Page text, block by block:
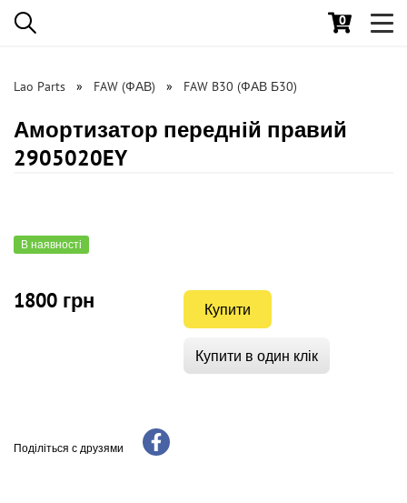
0
Lao Parts FAW (ФАВ) FAW B30 (ФАВ Б30)
Амортизатор передній правий
2905020EY
В наявності
1800 грн Купити
Купити в один клік
Поділіться с друзями